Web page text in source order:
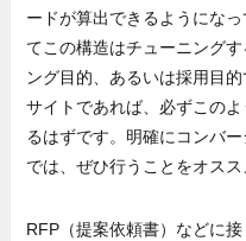
ードが算出できるようにな
てこの構造はチューニング
ング目的、あるいは採用目
サイトであれば、必ずこの
るはずです。明確にコンバ
では、ぜひ行うことをオスス
RFP（提案依頼書）などに